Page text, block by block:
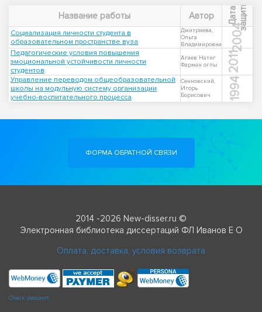
Название работы Автор Д
а
т
а
з
а
щ
и
ты
Социализация личности студента в
образовательном пространстве вуза
Дмитриева,
Ольга
Владимировна
2004
Педагогические условия повышения
эмоциональной устойчивости личности
студентов
Агаев Натиг
Фарман оглы
2011
Управление переводом общеобразовательной
школы на модульную систему организации
учебно-воспитательного процесса
Сенновский,
Игорь
Борисович
1994
ФОРМА ОБРАТНОЙ СВЯЗИ
2014 -2026 New-disser.ru ©
Электронная библиотека диссертаций ФЛ Иванов Е О
Оплата, доставка, условия возврата
Check passport